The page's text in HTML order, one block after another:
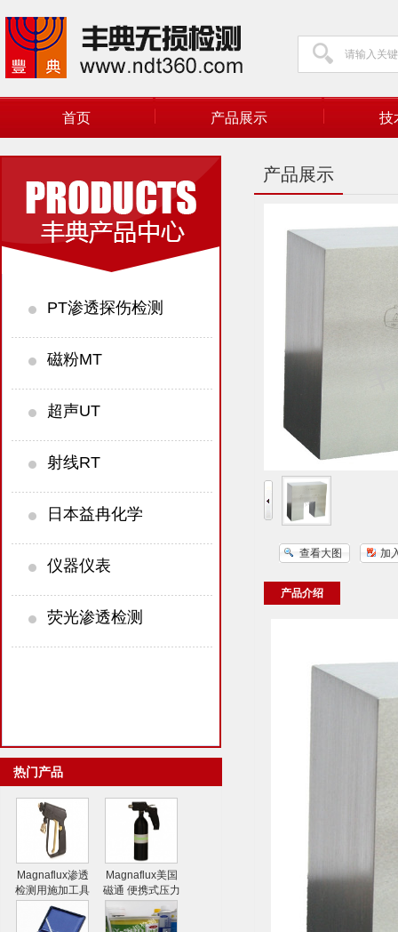
首页 产品展示 技
PT渗透探伤检测
磁粉MT
超声UT
射线RT
日本益冉化学
仪器仪表
荧光渗透检测
热门产品
Magnaflux渗透
检测用施加工具
水喷枪
Magnaflux美国
磁通 便携式压力
喷射器
产品展示
查看大图 加
产品介绍